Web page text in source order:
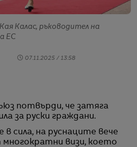
Калас, ръководител на
ЕС
07.11.2025 / 13:58
за руски граждани.
в сила, на руснаците вече
многократни визи, което